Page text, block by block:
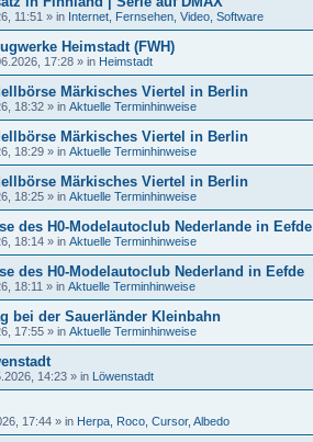
11:51 » in Internet, Fernsehen, Video, Software
Heimstadt (FWH)
17:28 » in Heimstadt
Märkisches Viertel in Berlin
18:32 » in Aktuelle Terminhinweise
Märkisches Viertel in Berlin
18:29 » in Aktuelle Terminhinweise
Märkisches Viertel in Berlin
18:25 » in Aktuelle Terminhinweise
des H0-Modelautoclub Nederlande in Eefde
18:14 » in Aktuelle Terminhinweise
des H0-Modelautoclub Nederland in Eefde
18:11 » in Aktuelle Terminhinweise
bei der Sauerländer Kleinbahn
17:55 » in Aktuelle Terminhinweise
14:23 » in Löwenstadt
17:44 » in Herpa, Roco, Cursor, Albedo